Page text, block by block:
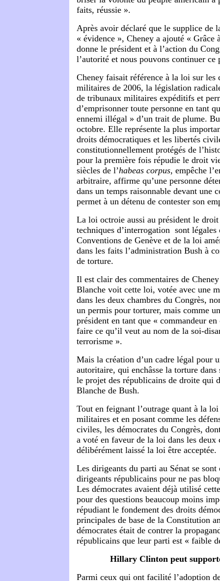
faits, réussie ».
Après avoir déclaré que le supplice de
« évidence », Cheney a ajouté « Grâce
donne le président et à l’action du
l’autorité et nous pouvons continuer ce
Cheney faisait référence à la loi sur les
militaires de 2006, la législation
de tribunaux militaires expéditifs et
d’emprisonner toute personne en tant
ennemi illégal » d’un trait de plume.
octobre. Elle représente la plus
droits démocratiques et les libertés
constitutionnellement protégés de
pour la première fois répudie le droit
siècles de l’habeas corpus, empêche
arbitraire, affirme qu’une personne
dans un temps raisonnable devant une
permet à un détenu de contester son
La loi octroie aussi au président le
techniques d’interrogation sont légales
Conventions de Genève et de la loi
dans les faits l’administration Bush à
de torture.
Il est clair des commentaires de
Blanche voit cette loi, votée avec une
dans les deux chambres du Congrès,
un permis pour torturer, mais comme
président en tant que « commandeur
faire ce qu’il veut au nom de la soi-
terrorisme ».
Mais la création d’un cadre légal pour
autoritaire, qui enchâsse la torture dans
le projet des républicains de droite qui
Blanche de Bush.
Tout en feignant l’outrage quant à la
militaires et en posant comme les
civiles, les démocrates du Congrès,
a voté en faveur de la loi dans les deux
délibérément laissé la loi être acceptée.
Les dirigeants du parti au Sénat se sont
dirigeants républicains pour ne pas
Les démocrates avaient déjà utilisé
pour des questions beaucoup moins
répudiant le fondement des droits
principales de base de la Constitution
démocrates était de contrer la
républicains que leur parti est « faible
Hillary Clinton peut
Parmi ceux qui ont facilité l’adoption